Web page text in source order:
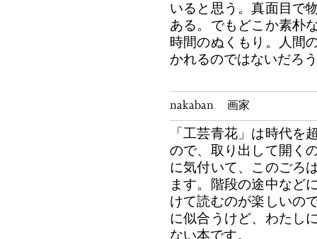
いると思う。真面目で
ある。でもどこか素朴
時間のぬくもり。人間
かれるのではないだろ
nakaban 画家
「工芸青花」は時代を
ので、取り出して開く
に気付いて、このごろ
ます。階段の途中など
けて読むのが楽しいの
に似合うけど、わたし